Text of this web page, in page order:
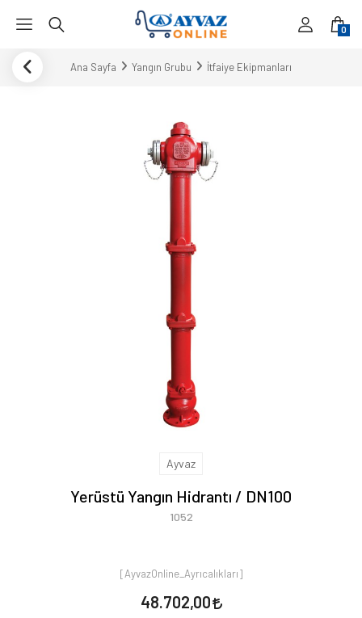
0
Ana Sayfa Yangın Grubu İtfaiye Ekipmanları
Ayvaz
Yerüstü Yangın Hidrantı / DN100
1052
[AyvazOnline_Ayrıcalıkları]
48.702,00